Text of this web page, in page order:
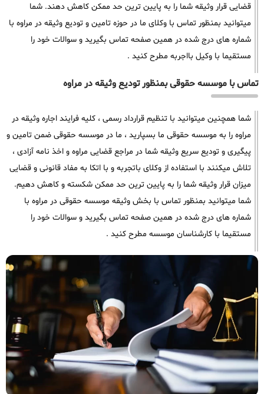
قضایی قرار وثیقه شما را به پایین ترین حد ممکن کاهش دهند. شما
میتوانید بمنظور تماس با وکلای ما در حوزه تامین و تودیع وثیقه در مراوه با
شماره های درج شده در همین صفحه تماس بگیرید و سوالات خود را
مستقیما با وکیل بااجربه مطرح کنید .
تماس با موسسه حقوقی بمنظور تودیع وثیقه در مراوه
شما همچنین میتوانید با تنظیم قرارداد رسمی ، کلیه فرایند اجاره وثیقه در
مراوه را به موسسه حقوقی ما بسپارید ، ما در موسسه حقوقی ضمن تامین و
پیگیری و تودیع سریع وثیقه شما در مراجع قضایی مراوه و اخذ نامه آزادی ،
تلاش میکنند با استفاده از وکلای باتجربه و با اتکا به مفاد قانونی و قضایی
میزان قرار وثیقه شما را به پایین ترین حد ممکن شکسته و کاهش دهیم.
شما میتوانید بمنظور تماس با بخش وثیقه موسسه حقوقی در مراوه با
شماره های درج شده در همین صفحه تماس بگیرید و سوالات خود را
مستقیما با کارشناسان موسسه مطرح کنید .